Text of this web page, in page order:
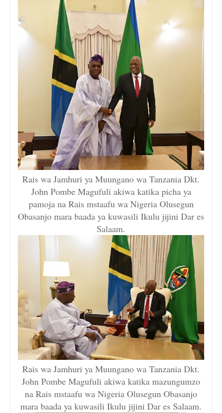
Rais wa Jamhuri ya Muungano wa Tanzania Dkt.
John Pombe Magufuli akiwa katika picha ya
pamoja na Rais mstaafu wa Nigeria Olusegun
Obasanjo mara baada ya kuwasili Ikulu jijini Dar es
Salaam.
Rais wa Jamhuri ya Muungano wa Tanzania Dkt.
John Pombe Magufuli akiwa katika mazungumzo
na Rais mstaafu wa Nigeria Olusegun Obasanjo
mara baada ya kuwasili Ikulu jijini Dar es Salaam.